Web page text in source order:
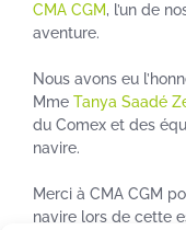
CMA CGM, l’un de
aventure.
Nous avons eu
Mme Tanya Saadé
du Comex et des
navire.
Merci à CMA CGM
navire lors de cette